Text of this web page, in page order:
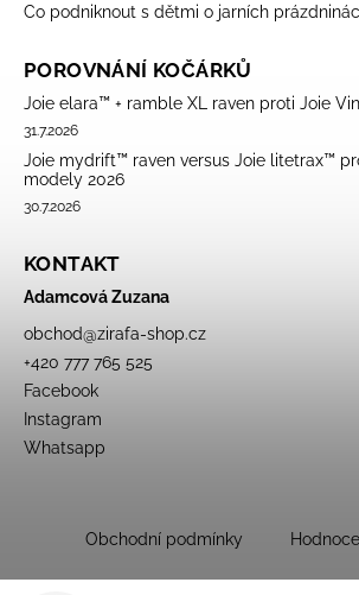
Co podniknout s dětmi o jarních
POROVNÁNÍ KOČÁRKŮ
Joie elara™ + ramble XL raven proti Joie
31.7.2026
Joie mydrift™ raven versus Joie litetrax™
modely 2026
30.7.2026
KONTAKT
Adamcová Zuzana
obchod@zirafa-shop.cz
+420 777 765 525
Facebook
Instagram
Whatsapp
Obchodní podmínky